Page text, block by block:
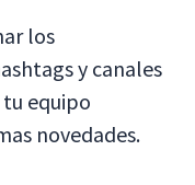
los
y canales
equipo
novedades.